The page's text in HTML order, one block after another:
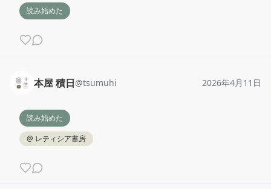
読み始めた
本屋 積日@tsumuhi 2026年4月11日
読み始めた
@ レティシア書房